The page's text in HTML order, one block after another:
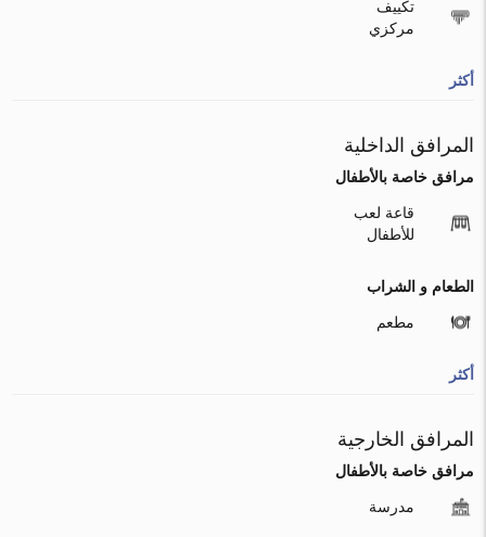
تكييف
مركزي
أكثر
المرافق الداخلية
مرافق خاصة بالأطفال
قاعة لعب
للأطفال
الطعام و الشراب
مطعم
أكثر
المرافق الخارجية
مرافق خاصة بالأطفال
مدرسة